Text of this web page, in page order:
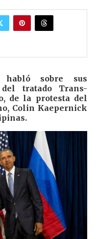
habló sobre sus
tratado Trans-
de la protesta del
Colin Kaepernick